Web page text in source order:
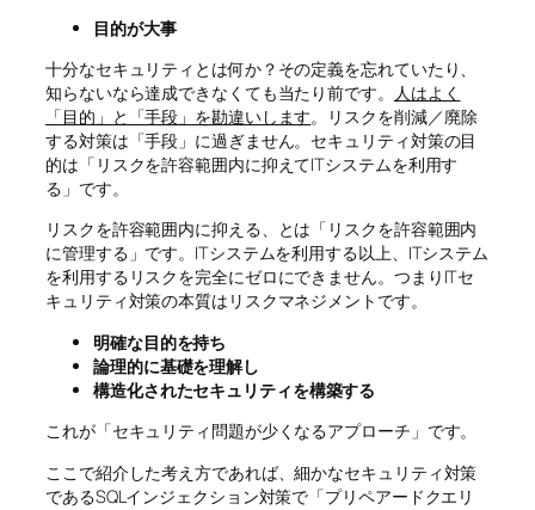
目的が大事
十分なセキュリティとは何か？その定義を忘れていたり、
知らないなら達成できなくても当たり前です。 人はよく
「目的」と「手段」を勘違いします。リスクを削減／廃除
する対策は「手段」に過ぎません。セキュリティ対策の目
的は「リスクを許容範囲内に抑えてITシステムを利用す
る」です。
リスクを許容範囲内に抑える、とは「リスクを許容範囲内
に管理する」です。ITシステムを利用する以上、ITシステム
を利用するリスクを完全にゼロにできません。つまりITセ
キュリティ対策の本質はリスクマネジメントです。
明確な目的を持ち
論理的に基礎を理解し
構造化されたセキュリティを構築する
これが「セキュリティ問題が少くなるアプローチ」です。
ここで紹介した考え方であれば、細かなセキュリティ対策
であるSQLインジェクション対策で「プリペアードクエリ